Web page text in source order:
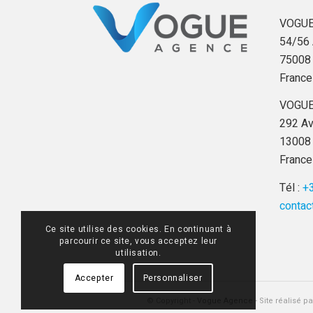
54/56
France
292
France
Tél :
- Site réalisé
Ce site utilise des cookies. En continuant à
parcourir ce site, vous acceptez leur
utilisation.
Accepter Personnaliser